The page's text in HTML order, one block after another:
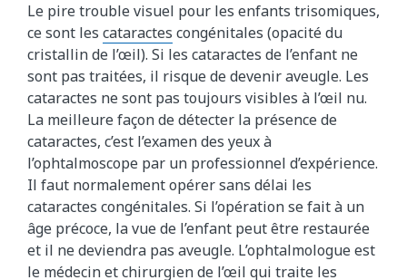
Le pire trouble visuel pour les enfants trisomiques,
ce sont les cataractes congénitales (opacité du
cristallin de l’œil). Si les cataractes de l’enfant ne
sont pas traitées, il risque de devenir aveugle. Les
cataractes ne sont pas toujours visibles à l’œil nu.
La meilleure façon de détecter la présence de
cataractes, c’est l’examen des yeux à
l’ophtalmoscope par un professionnel d’expérience.
Il faut normalement opérer sans délai les
cataractes congénitales. Si l’opération se fait à un
âge précoce, la vue de l’enfant peut être restaurée
et il ne deviendra pas aveugle. L’ophtalmologue est
le médecin et chirurgien de l’œil qui traite les